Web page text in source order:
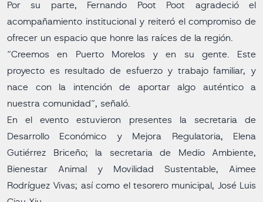
Por su parte, Fernando Poot Poot agradeció el
acompañamiento institucional y reiteró el compromiso de
ofrecer un espacio que honre las raíces de la región.
“Creemos en Puerto Morelos y en su gente. Este
proyecto es resultado de esfuerzo y trabajo familiar, y
nace con la intención de aportar algo auténtico a
nuestra comunidad”, señaló.
En el evento estuvieron presentes la secretaria de
Desarrollo Económico y Mejora Regulatoria, Elena
Gutiérrez Briceño; la secretaria de Medio Ambiente,
Bienestar Animal y Movilidad Sustentable, Aimee
Rodríguez Vivas; así como el tesorero municipal, José Luis